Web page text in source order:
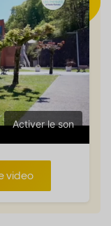
Activer le son
video